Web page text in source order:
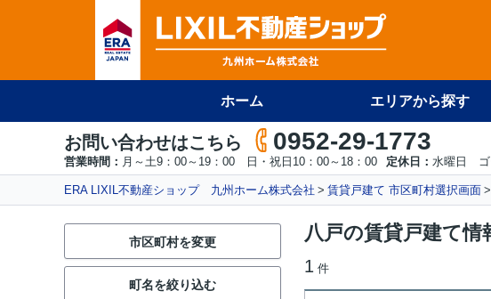
ホーム エリアから探す
お問い合わせはこちら 0952-29-1773
営業時間： 月～土9：00～19：00 日・祝日10：00～18：00 定休日： 水曜日 ゴ
ERA LIXIL不動産ショップ 九州ホーム株式会社 賃貸戸建て 市区町村選択画面
八戸の賃貸戸建て情
1 件
市区町村を変更
町名を絞り込む